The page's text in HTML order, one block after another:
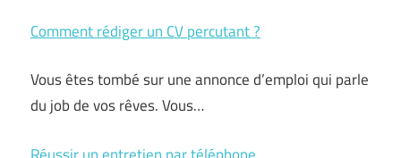
Comment rédiger un CV percutant ?
Vous êtes tombé sur une annonce d’emploi qui parle
du job de vos rêves. Vous…